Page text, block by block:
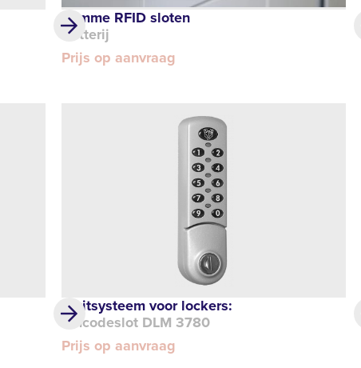
Slimme RFID sloten
Batterij
Prijs op aanvraag
Sluitsysteem voor lockers:
Pincodeslot DLM 3780
Prijs op aanvraag